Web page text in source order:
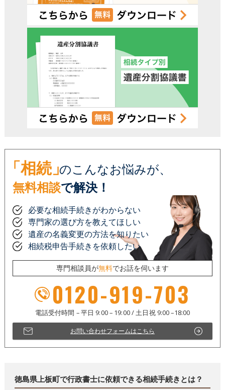
「相続」のこんなお悩みが、
無料相談で解決！
必要な相続手続きがわからない
専門家の選び方を教えてほしい
遺産の名義変更の方法を知りたい
相続税申告手続きを依頼したい
専門相談員が無料でお話を伺います
0120-919-703
お問い合わせフォームはこちら
徳島県上板町で行政書士に依頼できる相続手続きとは？